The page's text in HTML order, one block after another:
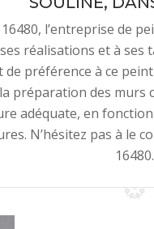
l’entreprise de
réalisations et à
préférence à ce
préparation des murs
adéquate, en
N’hésitez pas à le
16480.